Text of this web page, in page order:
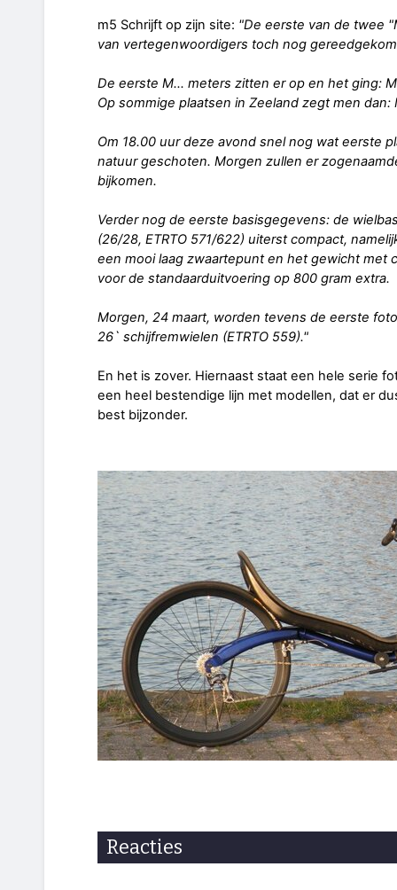
m5 Schrijft op zijn site: "De eerste van de twee
van vertegenwoordigers toch nog
De eerste M... meters zitten er op en het ging:
Op sommige plaatsen in Zeeland zegt men
Om 18.00 uur deze avond snel nog wat eerste
natuur geschoten. Morgen zullen er
bijkomen.
Verder nog de eerste basisgegevens: de
(26/28, ETRTO 571/622) uiterst compact,
een mooi laag zwaartepunt en het gewicht met
voor de standaarduitvoering op 800 gram extra.
Morgen, 24 maart, worden tevens de eerste
26` schijfremwielen (ETRTO 559)."
En het is zover. Hiernaast staat een hele serie
een heel bestendige lijn met modellen, dat er
best bijzonder.
Reacties